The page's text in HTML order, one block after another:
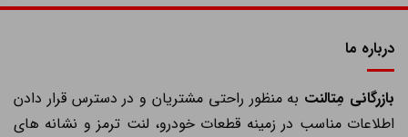
درباره ما
بازرگانی مِتالنتبه منظور راحتی مشتریان و در دسترس قرار دادن
اطلاعات مناسب در زمینه قطعات خودرو، لنت ترمز و نشانه های